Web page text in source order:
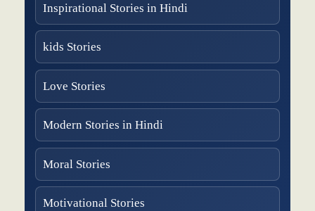
Inspirational Stories in Hindi
kids Stories
Love Stories
Modern Stories in Hindi
Moral Stories
Motivational Stories